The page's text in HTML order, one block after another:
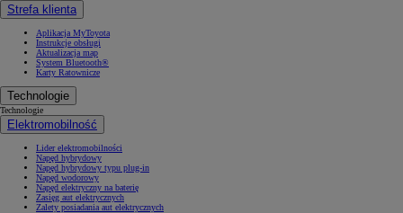
Strefa klienta
Aplikacja MyToyota
Instrukcje obsługi
Aktualizacja map
System Bluetooth®
Karty Ratownicze
Technologie
Technologie
Elektromobilność
Lider elektromobilności
Napęd hybrydowy
Napęd hybrydowy typu plug-in
Napęd wodorowy
Napęd elektryczny na baterię
Zasięg aut elektrycznych
Zalety posiadania aut elektrycznych